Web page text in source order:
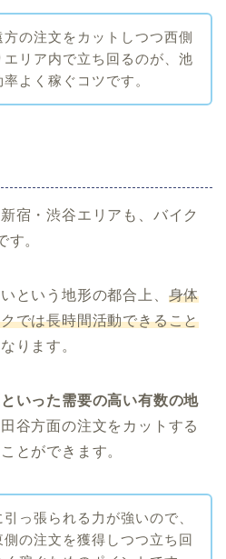
方の注文をカットしつつ西側
リア内で立ち回るのが、池
よく稼ぐコツです。
宿・渋谷エリアも、バイク
す。
という地形の都合上、 身体
では長時間活動できること
ります。
いった需要の高い有数の地
谷方面の注文をカットする
とができます。
っ張られる力が強いので、
の注文を獲得しつつ立ち回